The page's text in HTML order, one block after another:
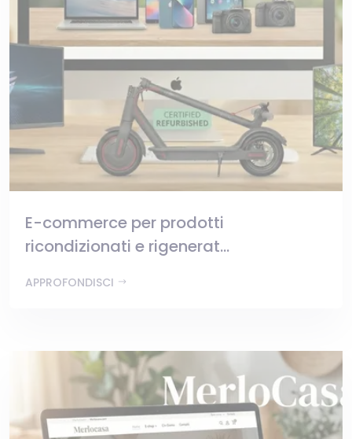
E-commerce per prodotti
ricondizionati e rigenerat...
APPROFONDISCI